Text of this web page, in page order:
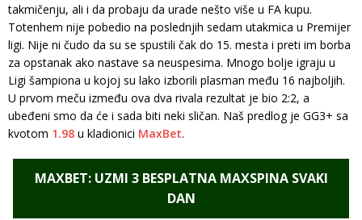
takmičenju, ali i da probaju da urade nešto više u FA kupu.
Totenhem nije pobedio na poslednjih sedam utakmica u Premijer
ligi. Nije ni čudo da su se spustili čak do 15. mesta i preti im borba
za opstanak ako nastave sa neuspesima. Mnogo bolje igraju u
Ligi šampiona u kojoj su lako izborili plasman među 16 najboljih.
U prvom meču između ova dva rivala rezultat je bio 2:2, a
ubeđeni smo da će i sada biti neki sličan. Naš predlog je GG3+ sa
kvotom 1.98 u kladionici MaxBet.
MAXBET: UZMI 3 BESPLATNA MAXSPINA SVAKI
DAN